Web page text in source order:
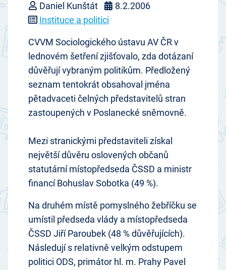
Daniel Kunštát
8.2.2006
Instituce a politici
CVVM Sociologického ústavu AV ČR v
lednovém šetření zjišťovalo, zda dotázaní
důvěřují vybraným politikům. Předložený
seznam tentokrát obsahoval jména
pětadvaceti čelných představitelů stran
zastoupených v Poslanecké sněmovně.
Mezi stranickými představiteli získal
největší důvěru oslovených občanů
statutární místopředseda ČSSD a ministr
financí Bohuslav Sobotka (49 %).
Na druhém místě pomyslného žebříčku se
umístil předseda vlády a místopředseda
ČSSD Jiří Paroubek (48 % důvěřujících).
Následují s relativně velkým odstupem
politici ODS, primátor hl. m. Prahy Pavel